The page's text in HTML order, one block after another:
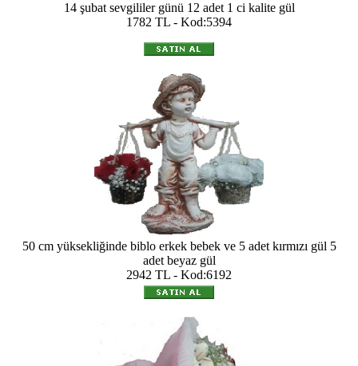
14 şubat sevgililer günü 12 adet 1 ci kalite gül
1782 TL - Kod:5394
50 cm yüksekliğinde biblo erkek bebek ve 5 adet kırmızı gül 5
adet beyaz gül
2942 TL - Kod:6192